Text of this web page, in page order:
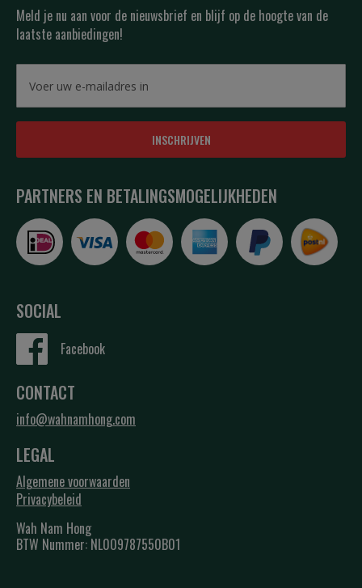
Meld je nu aan voor de nieuwsbrief en blijf op de hoogte van de
laatste aanbiedingen!
INSCHRIJVEN
PARTNERS EN BETALINGSMOGELIJKHEDEN
SOCIAL
Facebook
CONTACT
info@wahnamhong.com
LEGAL
Algemene voorwaarden
Privacybeleid
Wah Nam Hong
BTW Nummer: NL009787550B01